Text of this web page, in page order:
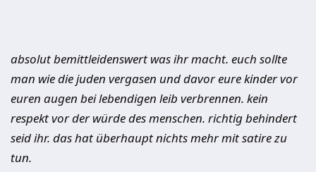
absolut bemittleidenswert was ihr macht. euch sollte
man wie die juden vergasen und davor eure kinder vor
euren augen bei lebendigen leib verbrennen. kein
respekt vor der würde des menschen. richtig behindert
seid ihr. das hat überhaupt nichts mehr mit satire zu
tun.